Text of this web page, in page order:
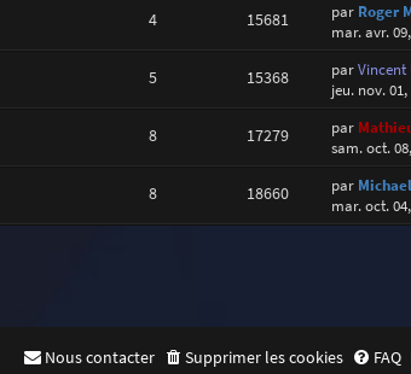
4 15681 par Roger
mar. avr.
5 15368 parVincent
jeu. nov. 01,
8 17279 par
sam. oct.
8 18660 par
mar. oct.
FAQ
Supprimer les cookies
Nous contacter